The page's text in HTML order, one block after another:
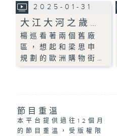
2025-01-31
大江大河之歲…
楊巡看著兩個舊廠
區，想起和梁思申
規劃的歐洲購物街…
節目重溫
本平台提供過往12個月
的節目重溫，受版權限